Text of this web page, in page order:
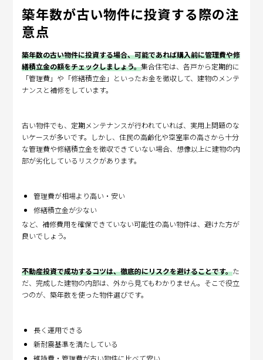
築年数が古い物件に投資する際の注
意点
築年数の古い物件に投資する場合、可能であれば購入前に管理費や修
繕積立金の額をチェックしましょう。集合住宅は、各戸から定期的に
「管理費」や「修繕積立金」といったお金を徴収して、建物のメンテ
ナンスと補修をしています。
古い物件でも、定期メンテナンスが行われていれば、実用上問題のな
いケースが多いです。しかし、住民の高齢化や空室率の高さから十分
な管理費や修繕積立金を徴収できていない場合、想像以上に建物の内
部が劣化しているリスクがあります。
管理費が相場より高い・安い
修繕積立金が少ない
など、補修費用を確保できていない可能性の高い物件は、避けた方が
良いでしょう。
不動産投資で成功するコツは、徹底的にリスクを避けることです。た
だ、完成した建物の内部は、外から見てもわかりません。そこで役立
つのが、築年数を使った物件選びです。
長く運用できる
新耐震基準を満たしている
維持費・管理費が古い物件に比べて安い